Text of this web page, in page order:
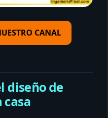
CANAL
diseño de
casa